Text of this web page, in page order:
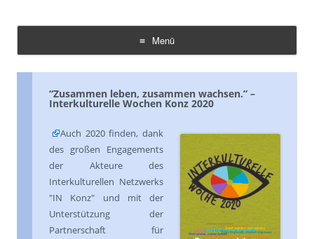
Menü
Zum
Inhalt
“Zusammen leben, zusammen wachsen.” –
Interkulturelle Wochen Konz 2020
Auch 2020 finden, dank
des großen Engagements
der Akteure des
Interkulturellen Netzwerks
"IN Konz" und mit der
Unterstützung der
Partnerschaft für